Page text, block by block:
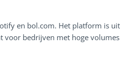
en bol.com. Het platform is
bedrijven met hoge